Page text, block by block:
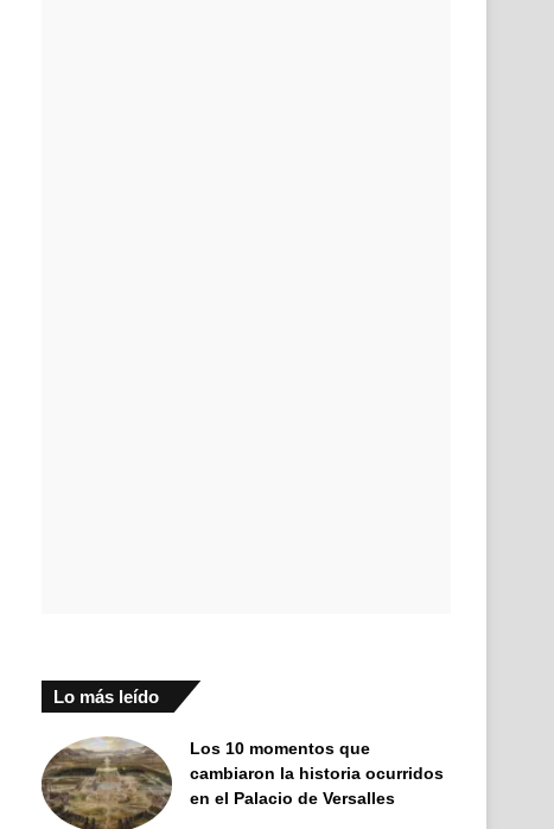
Lo más leído
Los 10 momentos que
cambiaron la historia ocurridos
en el Palacio de Versalles